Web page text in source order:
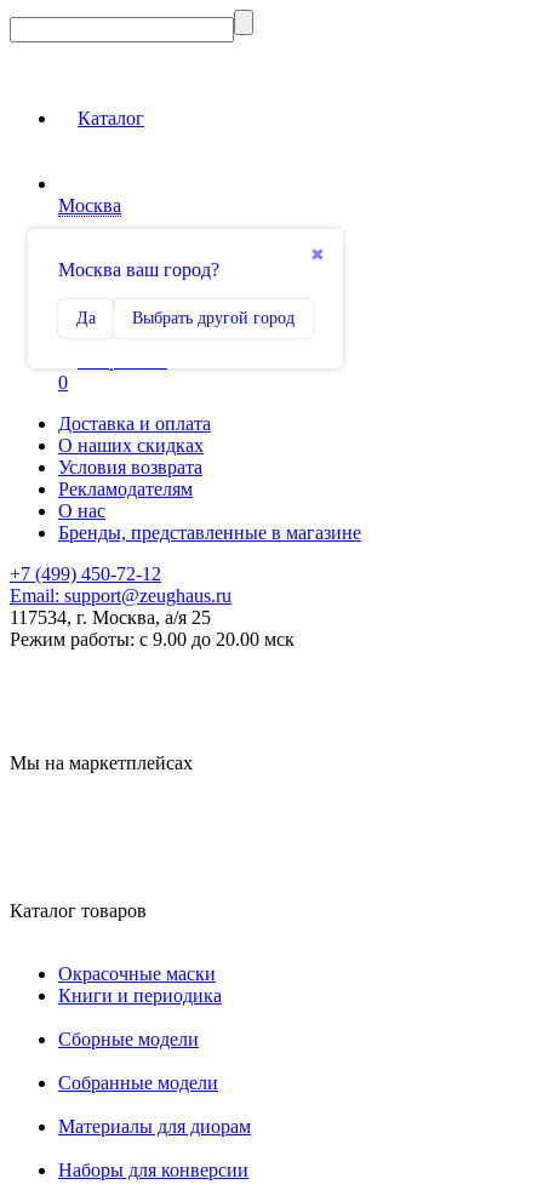
Каталог
Москва
✖
Москва ваш город?
Да Выбрать другой город
Сравнение
0
Доставка и оплата
О наших скидках
Условия возврата
Рекламодателям
О нас
Бренды, представленные в магазине
+7 (499) 450-72-12
Email: support@zeughaus.ru
117534, г. Москва, а/я 25
Режим работы: с 9.00 до 20.00 мск
Мы на маркетплейсах
Каталог товаров
Окрасочные маски
Книги и периодика
Сборные модели
Собранные модели
Материалы для диорам
Наборы для конверсии